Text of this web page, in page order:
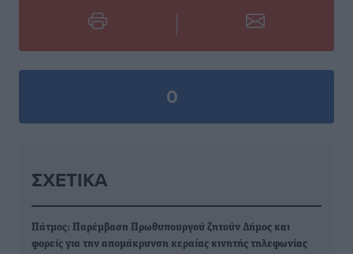
0
ΣΧΕΤΙΚΆ
Πάτμος: Παρέμβαση Πρωθυπουργού ζητούν Δήμος και
φορείς για την απομάκρυνση κεραίας κινητής τηλεφωνίας